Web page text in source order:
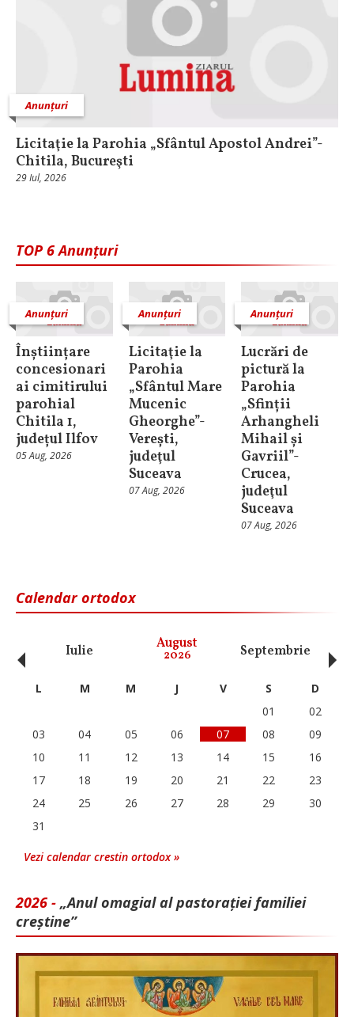
Anunțuri
Licitaţie la Parohia „Sfântul Apostol Andrei”-
Chitila, Bucureşti
29 Iul, 2026
TOP 6 Anunțuri
Anunțuri
Înștiințare
concesionari
ai cimitirului
parohial
Chitila 1,
județul Ilfov
05 Aug, 2026
Anunțuri
Licitaţie la
Parohia
„Sfântul Mare
Mucenic
Gheorghe”-
Verești,
judeţul
Suceava
07 Aug, 2026
Anunțuri
Lucrări de
pictură la
Parohia
„Sfinții
Arhangheli
Mihail și
Gavriil”-
Crucea,
judeţul
Suceava
07 Aug, 2026
Calendar ortodox
Iulie August
2026 Septembrie
‹ L M M J V S
D
01
02
03
04 05 06 07 08
09
10
11 12 13 14 15
16
17
18 19 20 21 22
23
24
25 26 27 28 29
30
31
Vezi calendar crestin ortodox »
2026 - „Anul omagial al pastorației familiei
creștine”